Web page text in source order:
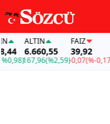
ALTIN
6.660,55
167,96(%2,59)
FAİZ
39,92
-0,07(%-0,17)